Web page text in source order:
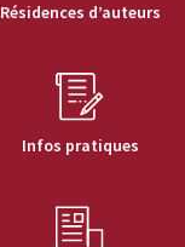
Résidences d’auteurs
Infos pratiques